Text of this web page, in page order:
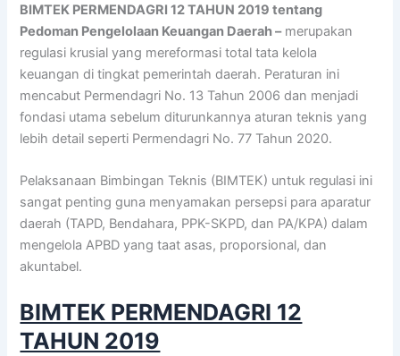
BIMTEK PERMENDAGRI 12 TAHUN 2019 tentang
Pedoman Pengelolaan Keuangan Daerah –merupakan
regulasi krusial yang mereformasi total tata kelola
keuangan di tingkat pemerintah daerah. Peraturan ini
mencabut Permendagri No. 13 Tahun 2006 dan menjadi
fondasi utama sebelum diturunkannya aturan teknis yang
lebih detail seperti Permendagri No. 77 Tahun 2020.
Pelaksanaan Bimbingan Teknis (BIMTEK) untuk regulasi ini
sangat penting guna menyamakan persepsi para aparatur
daerah (TAPD, Bendahara, PPK-SKPD, dan PA/KPA) dalam
mengelola APBD yang taat asas, proporsional, dan
akuntabel.
BIMTEK PERMENDAGRI 12
TAHUN 2019